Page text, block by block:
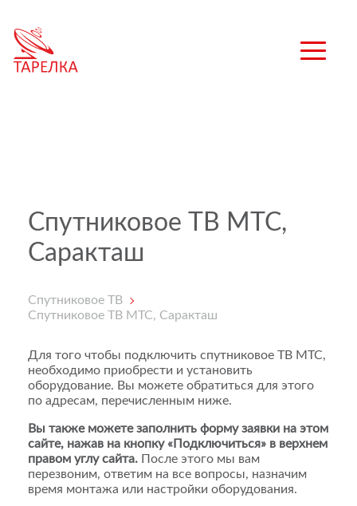
Спутниковое ТВ МТС,
Саракташ
Спутниковое ТВ
Спутниковое ТВ МТС, Саракташ
Для того чтобы подключить спутниковое ТВ МТС,
необходимо приобрести и установить
оборудование. Вы можете обратиться для этого
по адресам, перечисленным ниже.
Вы также можете заполнить форму заявки на этом
сайте, нажав на кнопку «Подключиться» в верхнем
правом углу сайта. После этого мы вам
перезвоним, ответим на все вопросы, назначим
время монтажа или настройки оборудования.